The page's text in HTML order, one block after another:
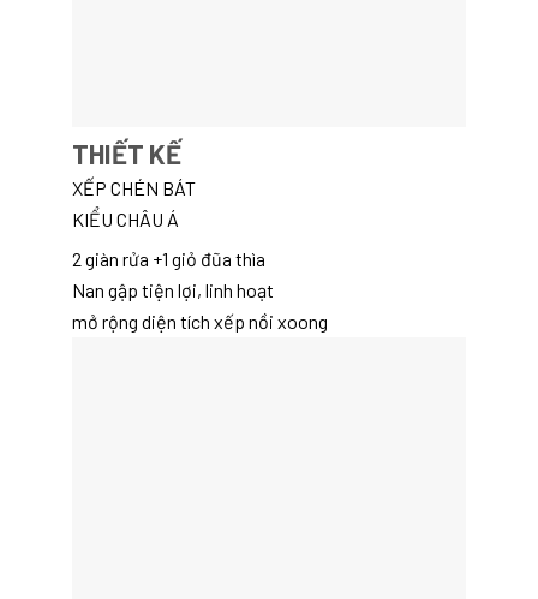
THIẾT KẾ
XẾP CHÉN BÁT
KIỂU CHÂU Á
2 giàn rửa +1 giỏ đũa thìa
Nan gập tiện lợi, linh hoạt
mở rộng diện tích xếp nồi xoong